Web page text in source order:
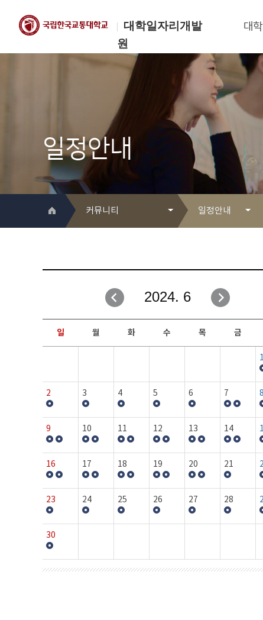
대학일자리개발
원
한국교통대학교
대학일자리개발원
대
일정안내
커뮤니티
취업성공지원과
창업지원·교육센터
현장실습/IPP사업단
커뮤니티
일정안내
자유게시판
일정안내
보도자료
행사갤러리
2024. 6
일 월 화 수 목 금
1
2 3 4 5 6 7 8
9 10 11 12 13 14
16 17 18 19 20 21
23 24 25 26 27 28
30